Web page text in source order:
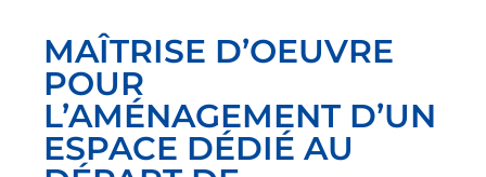
MAÎTRISE D’OEUVRE
POUR
L’AMÉNAGEMENT D’UN
ESPACE DÉDIÉ AU